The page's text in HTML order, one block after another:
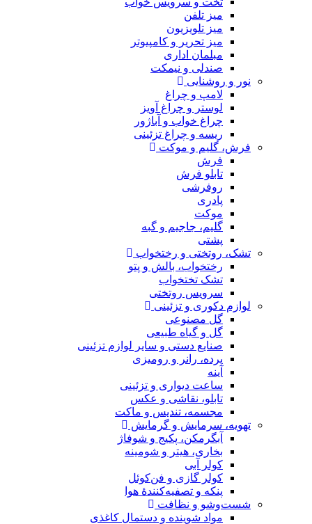
میز تلفن
میز تلویزیون
میز تحریر و کامپیوتر
مبلمان اداری
صندلی و نیمکت
نور و روشنایی
لامپ و چراغ
لوستر و چراغ آویز
چراغ خواب و آباژور
ریسه و چراغ تزئینی
فرش، گلیم و موکت
فرش
تابلو فرش
روفرشی
پادری
موکت
گلیم، جاجیم و گبه
پشتی
تشک، روتختی و رختخواب
رختخواب، بالش و پتو
تشک تختخواب
سرویس روتختی
لوازم دکوری و تزئینی
گل مصنوعی
گل و گیاه طبیعی
صنایع دستی و سایر لوازم تزئینی
پرده، رانر و رومیزی
آینه
ساعت دیواری و تزئینی
تابلو، نقاشی و عکس
مجسمه، تندیس و ماکت
تهویه، سرمایش و گرمایش
آبگرمکن، پکیج و شوفاژ
بخاری، هیتر و شومینه
کولر آبی
کولر گازی و فن‌کوئل
پنکه و تصفیه‌کنندهٔ هوا
شست‌وشو و نظافت
مواد شوینده و دستمال کاغذی